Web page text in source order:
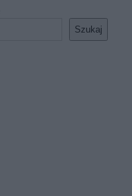
Szukaj